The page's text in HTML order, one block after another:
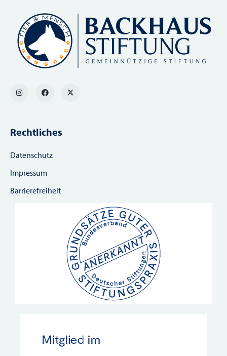
Rechtliches
Datenschutz
Impressum
Barrierefreiheit